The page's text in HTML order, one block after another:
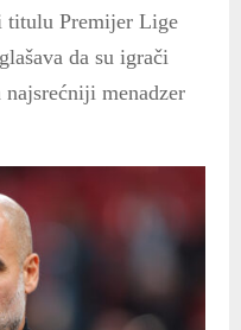
titulu Premijer Lige
da su igrači
menadzer